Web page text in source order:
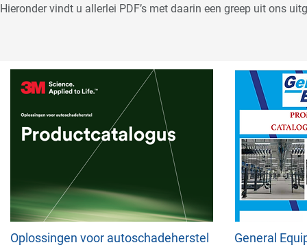
Hieronder vindt u allerlei PDF’s met daarin een greep uit ons
Oplossingen voor autoschadeherstel General